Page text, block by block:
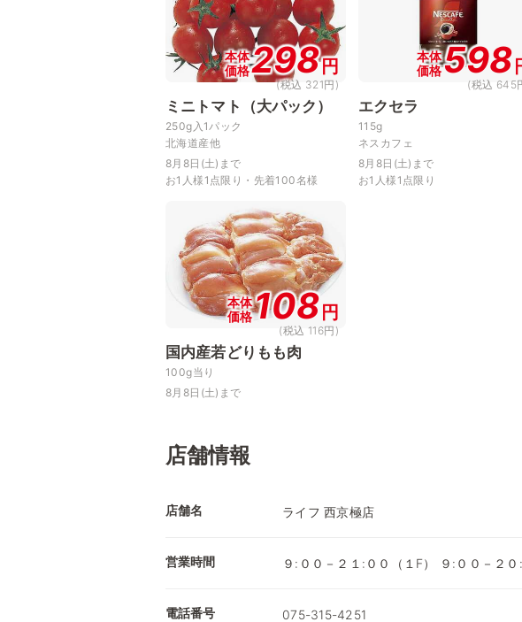
本体
価格298円
(税込 321円)
ミニトマト（大パック）
250g入1パック
北海道産他
8月8日(土)まで
お1人様1点限り・先着100名様
本体
価格598
(税込 645
エクセラ
115g
ネスカフェ
8月8日(土)まで
お1人様1点限り
本体
価格108 円
(税込 116円)
国内産若どりもも肉
100g当り
8月8日(土)まで
店舗情報
店舗名 ライフ 西京極店
営業時間 ９:００－２１:００（１F） ９:００－２０:
電話番号 075-315-4251